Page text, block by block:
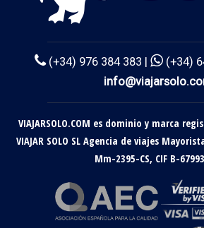
(+34) 976 384 383 |
(+34)
VIAJARSOLO.COM es dominio y marca
VIAJAR SOLO SL Agencia de viajes
Mm-2395-CS, CIF B-